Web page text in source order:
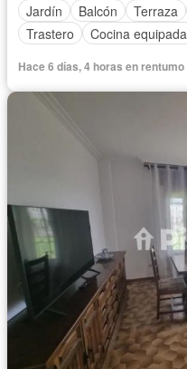
Jardín
Balcón Terraza
Trastero
Cocina equipada
Hace 6 días, 4 horas en rentumo